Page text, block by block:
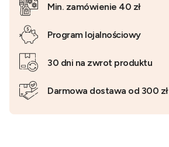
Min. zamówienie 40 zł
Program lojalnościowy
30 dni na zwrot produktu
Darmowa dostawa od 300 zł